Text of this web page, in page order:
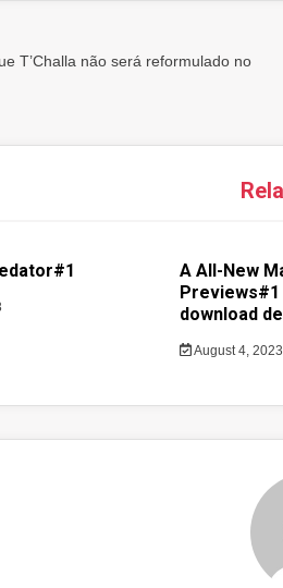
T’Challa não será reformulado no
A All-New
download
August 4, 2023